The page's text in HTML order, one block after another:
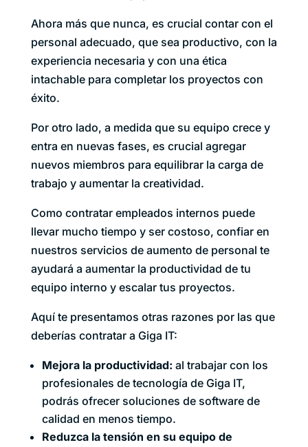
Ahora más que nunca, es crucial contar con el
personal adecuado, que sea productivo, con la
experiencia necesaria y con una ética
intachable para completar los proyectos con
éxito.
Por otro lado, a medida que su equipo crece y
entra en nuevas fases, es crucial agregar
nuevos miembros para equilibrar la carga de
trabajo y aumentar la creatividad.
Como contratar empleados internos puede
llevar mucho tiempo y ser costoso, confiar en
nuestros servicios de aumento de personal te
ayudará a aumentar la productividad de tu
equipo interno y escalar tus proyectos.
Aquí te presentamos otras razones por las que
deberías contratar a Giga IT:
Mejora la productividad: al trabajar con los
profesionales de tecnología de Giga IT,
podrás ofrecer soluciones de software de
calidad en menos tiempo.
Reduzca la tensión en su equipo de